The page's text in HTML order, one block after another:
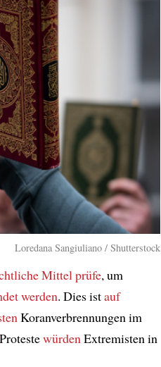
Loredana Sangiuliano / Shutterstock
Mittel prüfe, um
werden. Dies istauf
Koranverbrennungen im
ProtestewürdenExtremisten in